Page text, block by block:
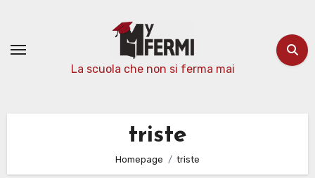
contenuto
La scuola che non si ferma mai
triste
Homepage triste